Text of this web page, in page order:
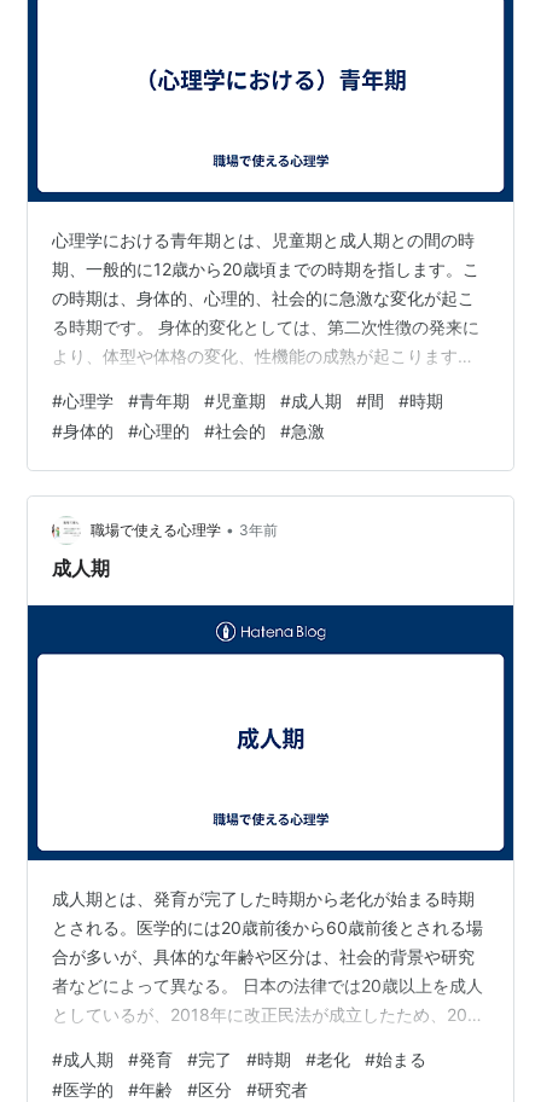
心理学における青年期とは、児童期と成人期との間の時
期、一般的に12歳から20歳頃までの時期を指します。こ
の時期は、身体的、心理的、社会的に急激な変化が起こ
る時期です。 身体的変化としては、第二次性徴の発来に
より、体型や体格の変化、性機能の成熟が起こります。
り、運動能力も向上します。 心理的変化としては、自我
意識や自己同一性の確立が起こります。また、異性への
関心が高まり、恋愛や友情などの人間関係が複雑化しま
す。 社会的変化としては、学校教育や就職などの社会参
加が始まります。また、親元から自立し、独立を目指す
ようになります。 青年期は、人生において…
#心理学 #青年期 #児童期 #成人期 #間 #時期
#身体的 #心理的 #社会的 #急激
職場で使える心理学 • 3年前
成人期
成人期とは、発育が完了した時期から老化が始まる時期
とされる。医学的には20歳前後から60歳前後とされる場
合が多いが、具体的な年齢や区分は、社会的背景や研究
者などによって異なる。 日本の法律では20歳以上を成人
としているが、2018年に改正民法が成立したため、2022
は、以下のようなものが挙げられます。 身体的発達が安
#成人期 #発育 #完了 #時期 #老化 #始まる
#医学的 #年齢 #区分 #研究者